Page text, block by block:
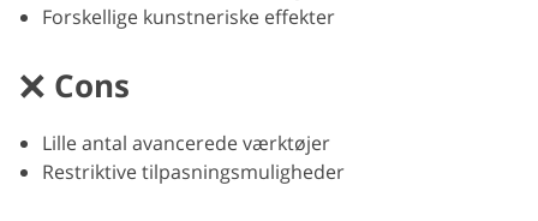
Forskellige kunstneriske effekter
Cons
Lille antal avancerede værktøjer
Restriktive tilpasningsmuligheder